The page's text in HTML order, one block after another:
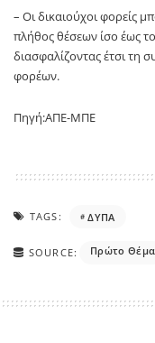
– Οι δικαιούχοι φορείς
πλήθος θέσεων ίσο έως
διασφαλίζοντας έτσι τη
φορέων.
Πηγή:ΑΠΕ-ΜΠΕ
TAGS: ΔΥΠΑ
SOURCE: Πρώτο Θέμα